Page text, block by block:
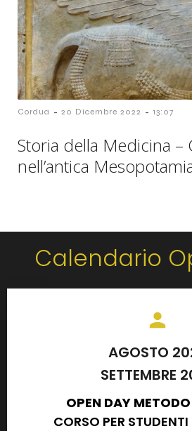
Cordua - 20 Dicembre 2022 - 13:07
Storia della Medicina –
nell’antica
Calendario
AGOSTO
SETTEMBRE
OPEN DAY
CORSO PER